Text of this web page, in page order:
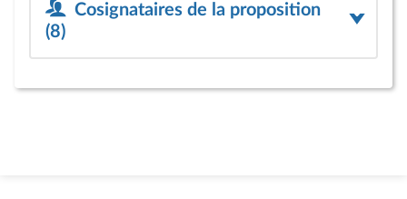
Cosignataires de la proposition
(8)